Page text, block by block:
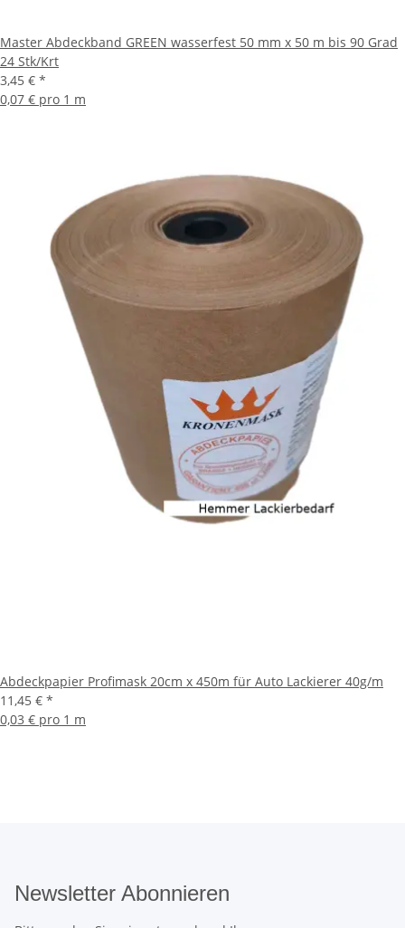
Master Abdeckband GREEN wasserfest 50 mm x 50 m bis 90 Grad
24 Stk/Krt
3,45 € *
0,07 € pro 1 m
Abdeckpapier Profimask 20cm x 450m für Auto Lackierer 40g/m
11,45 € *
0,03 € pro 1 m
Newsletter Abonnieren